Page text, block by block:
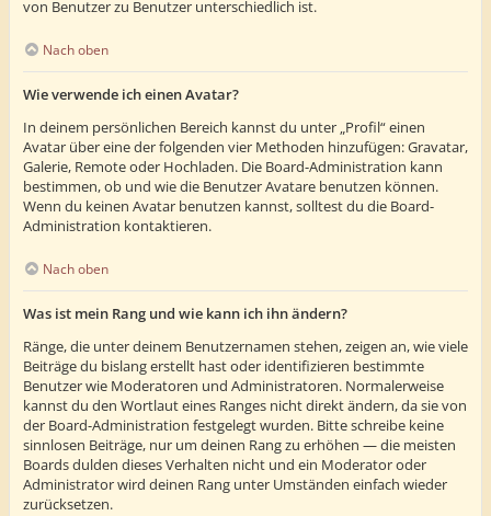
von Benutzer zu Benutzer unterschiedlich ist.
Nach oben
Wie verwende ich einen Avatar?
In deinem persönlichen Bereich kannst du unter „Profil“ einen
Avatar über eine der folgenden vier Methoden hinzufügen: Gravatar,
Galerie, Remote oder Hochladen. Die Board-Administration kann
bestimmen, ob und wie die Benutzer Avatare benutzen können.
Wenn du keinen Avatar benutzen kannst, solltest du die Board-
Administration kontaktieren.
Nach oben
Was ist mein Rang und wie kann ich ihn ändern?
Ränge, die unter deinem Benutzernamen stehen, zeigen an, wie viele
Beiträge du bislang erstellt hast oder identifizieren bestimmte
Benutzer wie Moderatoren und Administratoren. Normalerweise
kannst du den Wortlaut eines Ranges nicht direkt ändern, da sie von
der Board-Administration festgelegt wurden. Bitte schreibe keine
sinnlosen Beiträge, nur um deinen Rang zu erhöhen — die meisten
Boards dulden dieses Verhalten nicht und ein Moderator oder
Administrator wird deinen Rang unter Umständen einfach wieder
zurücksetzen.